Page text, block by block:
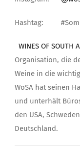
Hashtag:
WINES OF SOUTH
Organisation, die
Weine in die
WoSA hat seinen
und unterhält
den USA,
Deutschland.